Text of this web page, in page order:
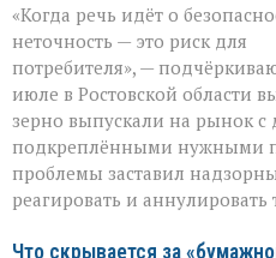
«Когда речь идёт о
неточность — это риск для
потребителя», —
июле в Ростовской области
зерно выпускали на рынок с
подкреплёнными нужными
проблемы заставил
реагировать и
Что скрывается за